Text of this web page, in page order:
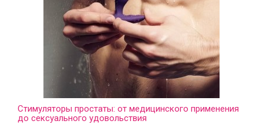
Стимуляторы простаты: от медицинского применения
до сексуального удовольствия